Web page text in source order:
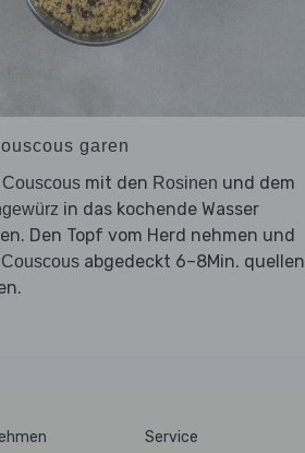
garen
Couscous mit den Rosinen und dem
in das kochende Wasser
Den Topf vom Herd nehmen und
Couscous abgedeckt 6–8Min. quellen
Service